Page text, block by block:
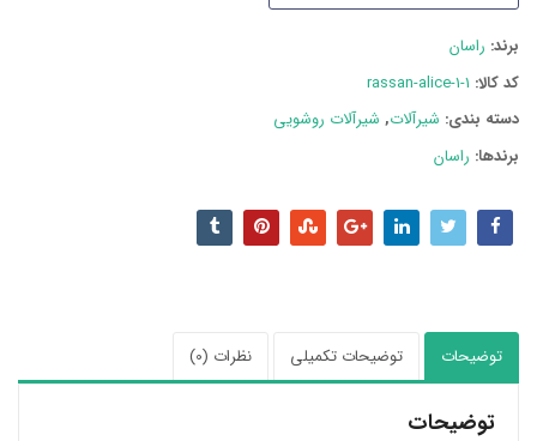
برند: راسان
کد کالا: rassan-alice-1-1
دسته بند‌ی: شیرآلات, شیرآلات روشویی
برندها: راسان
توضیحات توضیحات تکمیلی نظرات (0)
توضیحات